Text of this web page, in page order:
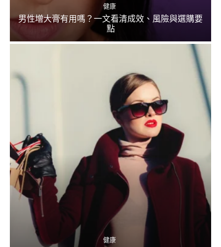
健康
男性增大膏有用嗎？一文看清成效、風險與選購要
點
健康